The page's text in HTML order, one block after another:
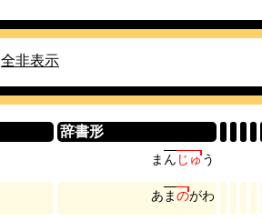
全非表示
辞書形
ま ん じ ゅう
あ まのがわ